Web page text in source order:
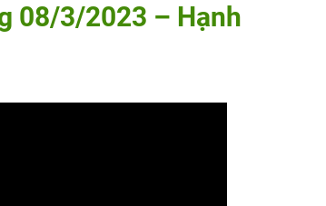
08/3/2023 – Hạnh